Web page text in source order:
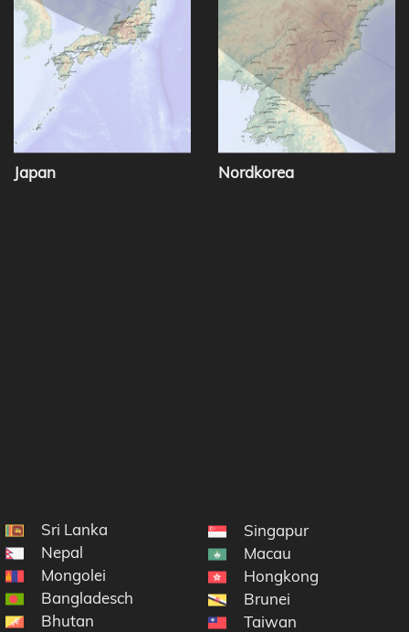
Japan Nordkorea
Sri Lanka
Nepal
Mongolei
Bangladesch
Bhutan
Singapur
Macau
Hongkong
Brunei
Taiwan